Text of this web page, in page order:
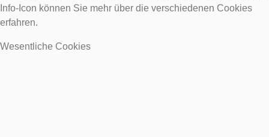
Info-Icon können Sie mehr über die verschiedenen Cookies
erfahren.
Wesentliche Cookies